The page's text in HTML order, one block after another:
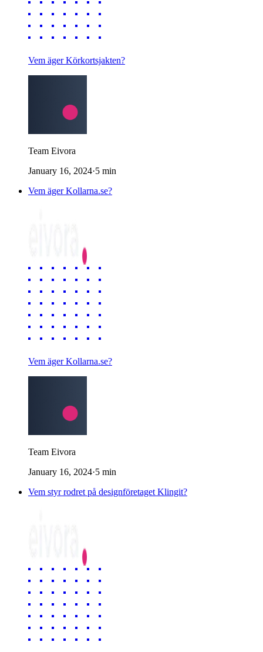
Vem äger Körkortsjakten?
Team Eivora
January 16, 2024·5 min
Vem äger Kollarna.se?
Vem äger Kollarna.se?
Team Eivora
January 16, 2024·5 min
Vem styr rodret på designföretaget Klingit?